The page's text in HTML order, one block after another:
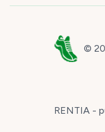
©
RENTIA -